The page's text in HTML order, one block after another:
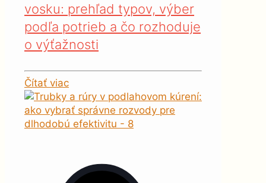
vosku: prehľad typov, výber
podľa potrieb a čo rozhoduje
o výťažnosti
Čítať viac